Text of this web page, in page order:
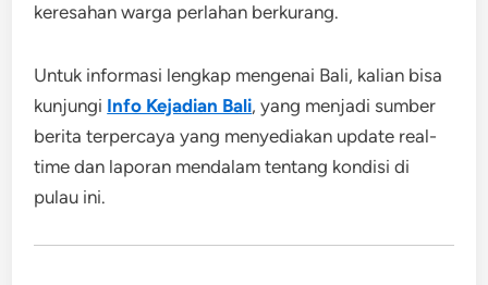
keresahan warga perlahan berkurang.
Untuk informasi lengkap mengenai Bali, kalian bisa
kunjungi Info Kejadian Bali, yang menjadi sumber
berita terpercaya yang menyediakan update real-
time dan laporan mendalam tentang kondisi di
pulau ini.